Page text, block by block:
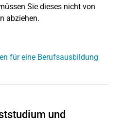
Sie dieses nicht von
abziehen.
für eine Berufsausbildung
und